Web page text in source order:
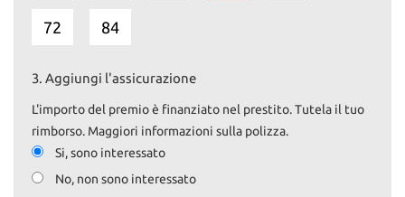
72 84
3. Aggiungi l'assicurazione
L'importo del premio è finanziato nel prestito. Tutela il tuo
rimborso. Maggiori informazioni sulla polizza.
Si, sono interessato
No, non sono interessato